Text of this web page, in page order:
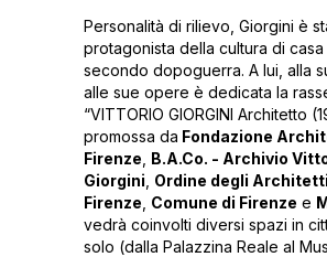
Personalità di rilievo, Giorgini è
protagonista della cultura di casa
secondo dopoguerra. A lui, alla
alle sue opere è dedicata la
“VITTORIO GIORGINI Architetto
promossa da Fondazione
Firenze B.A.Co. - Archivio
Giorgini Ordine degli
Firenze Comune di Firenze e
vedrà coinvolti diversi spazi in
solo (dalla Palazzina Reale al